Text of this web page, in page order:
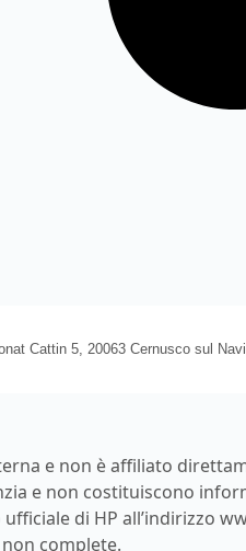
Cattin 5, 20063 Cernusco sul
e non è affiliato
e non costituiscono
di HP all’indirizzo
complete.